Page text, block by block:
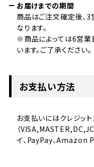
お届けまでの期間
商品はご注文確定後、3
なります。
※商品によっては6営業
います。ご了承ください。
お支払い方法
お支払いにはクレジッ
（
イ、PayPay、Amazon